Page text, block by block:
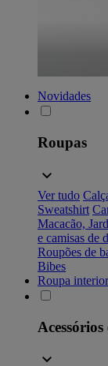
Novidades
Roupas
Ver tudo
Sweatshirt
Macacão,
e camisas de
Roupões de
Bibes
Roupa interior